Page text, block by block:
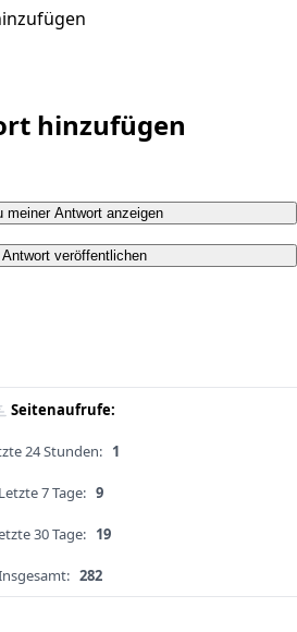
hinzufügen
meiner Antwort anzeigen
Antwort veröffentlichen
Seitenaufrufe:
24 Stunden: 1
Letzte 7 Tage: 9
30 Tage: 19
282